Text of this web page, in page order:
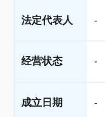
法定代表人 -
经营状态 -
成立日期 -